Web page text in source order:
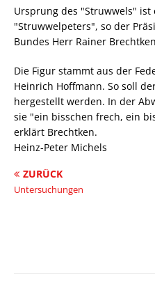
Ursprung des "Struwwels"
"Struwwelpeters", so der
Bundes Herr Rainer
Die Figur stammt aus der
Heinrich Hoffmann. So soll
hergestellt werden. In der
sie "ein bisschen frech, ein
erklärt Brechtken.
Heinz-Peter Michels
ZURÜCK
Untersuchungen